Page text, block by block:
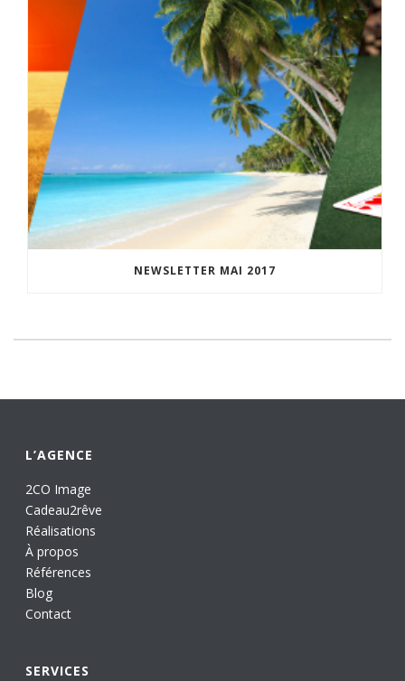
NEWSLETTER MAI 2017
L’AGENCE
2CO Image
Cadeau2rêve
Réalisations
À propos
Références
Blog
Contact
SERVICES